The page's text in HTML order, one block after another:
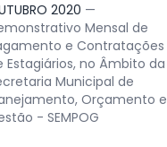
2020 —
Mensal de
e Contratações
Estagiários, no Âmbito da
Municipal de
Orçamento e
- SEMPOG